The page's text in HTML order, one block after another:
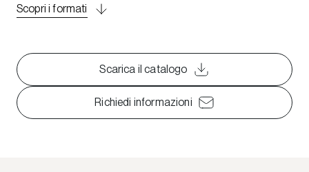
Scopri i formati
Scarica il catalogo
Richiedi informazioni